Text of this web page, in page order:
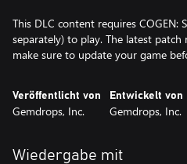
This DLC content requires COGEN:
separately) to play. The latest patch
make sure to update your game
Veröffentlicht von
Gemdrops, Inc.
Entwickelt von
Gemdrops, Inc.
Wiedergabe mit